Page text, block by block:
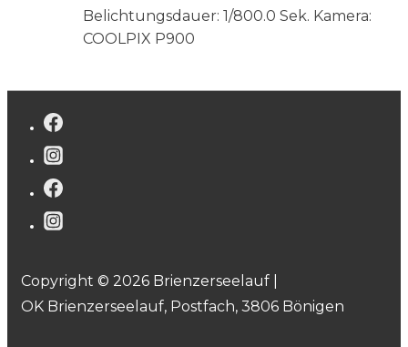
Belichtungsdauer: 1/800.0 Sek. Kamera:
COOLPIX P900
Copyright © 2026 Brienzerseelauf |
OK Brienzerseelauf, Postfach, 3806 Bönigen